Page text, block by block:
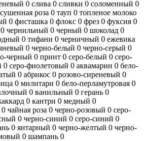
0 слива 0 сливки 0 соломенный 0
сушенная роза 0 тауп 0 топленое молоко
0 фисташка 0 флокс 0 фрез 0 фуксия 0
0 чернильный 0 черный 0 шоколад 0
0 тифани 0 черничный 0 ежевика
0 черно-белый 0 черно-серый 0
черный 0 принт 0 серо-белый 0 серо-
0 серо-фиолетовый 0 аквамарин 0 бело-
0 абрикос 0 розово-сиреневый 0
0 милитари 0 бело-перламутровая 0
0 ванильный 0 герань 0
0 кантри 0 медный 0
0 чайная роза 0 черно-розовый 0 серо-
0 черно-синий 0 серо-синий 0
0 янтарный 0 черно-желтый 0 черно-
0 шампань 0